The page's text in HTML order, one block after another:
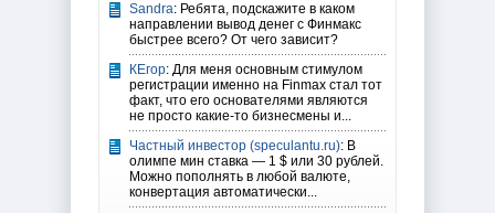
Sandra: Ребята, подскажите в каком
направлении вывод денег с Финмакс
быстрее всего? От чего зависит?
КЕгор: Для меня основным стимулом
регистрации именно на Finmax стал тот
факт, что его основателями являются
не просто какие-то бизнесмены и...
Частный инвестор (speculantu.ru): В
олимпе мин ставка — 1 $ или 30 рублей.
Можно пополнять в любой валюте,
конвертация автоматически...